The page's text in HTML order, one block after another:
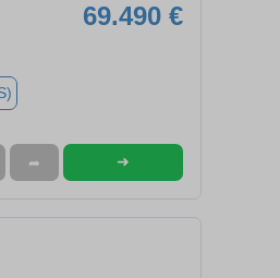
69.490 €
➦ ➜